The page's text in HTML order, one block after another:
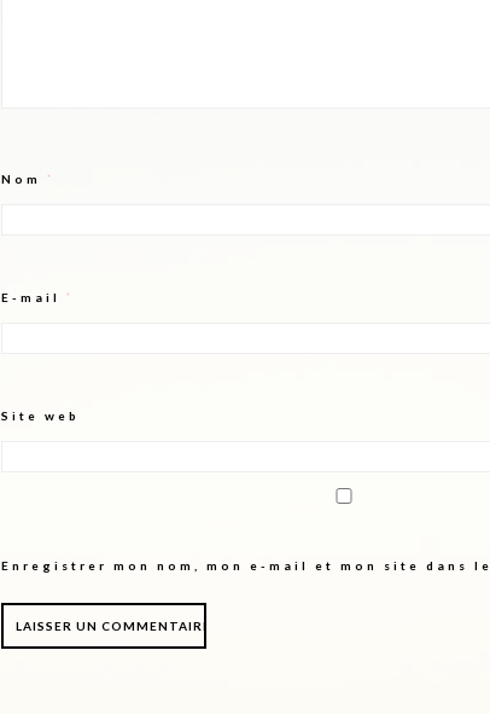
Nom *
E-mail *
Site web
Enregistrer mon nom, mon e-mail et mon site dans